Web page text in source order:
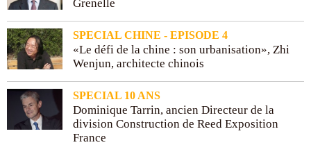
Grenelle
SPECIAL CHINE - EPISODE 4
«Le défi de la chine : son urbanisation», Zhi
Wenjun, architecte chinois
SPECIAL 10 ANS
Dominique Tarrin, ancien Directeur de la
division Construction de Reed Exposition
France